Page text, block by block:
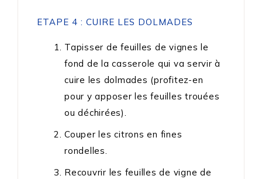
ETAPE 4 : CUIRE LES DOLMADES
Tapisser de feuilles de vignes le
fond de la casserole qui va servir à
cuire les dolmades (profitez-en
pour y apposer les feuilles trouées
ou déchirées).
Couper les citrons en fines
rondelles.
Recouvrir les feuilles de vigne de